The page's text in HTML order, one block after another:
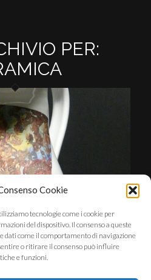
Cookie
tecnologie come i cookie per
del dispositivo. Il consenso a queste
dati come il comportamento di navigazione
o ritirare il consenso può influire
e funzioni.
PER: